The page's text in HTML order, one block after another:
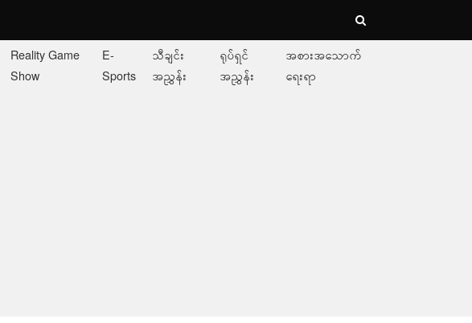
Reality Game
Show
E-
Sports
သီချင်း
အညွှန်း
ရုပ်ရှင်
အညွှန်း
အစားအသောက်
ရေးရာ